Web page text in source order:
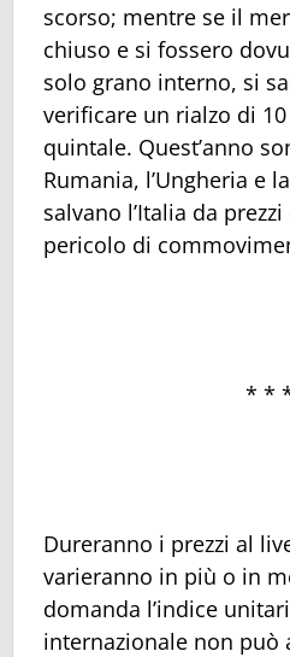
scorso; mentre se il
chiuso e si fossero
solo grano interno, si
verificare un rialzo di
quintale. Quest’anno
Rumania, l’Ungheria e
salvano l’Italia da
pericolo di
* *
Dureranno i prezzi al
varieranno in più o in
domanda l’indice
internazionale non può